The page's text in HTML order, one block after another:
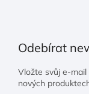
Odebírat
Vložte svůj e-
nových